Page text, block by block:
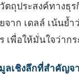
ถุประสงค์ทางธุร
จาก เดลล์ เน้นย้
เพื่อให้มั่นใจว่า
เชิงลึกที่สําคัญจ